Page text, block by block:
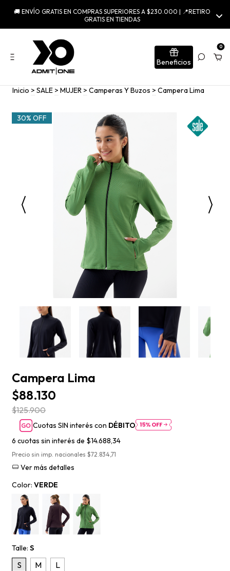
🚚 ENVÍO GRATIS EN COMPRAS SUPERIORES A $230.000 | 📍RETIRO
GRATIS EN TIENDAS
Beneficios
0
Inicio > SALE > MUJER > Camperas Y Buzos > Campera Lima
30% OFF
Campera Lima
$88.130
$125.900
Cuotas SIN interés con DÉBITO
6 cuotas sin interés de $14.688,34
Precio sin imp. nacionales $72.834,71
Ver más detalles
Color: VERDE
Talle: S
S M L